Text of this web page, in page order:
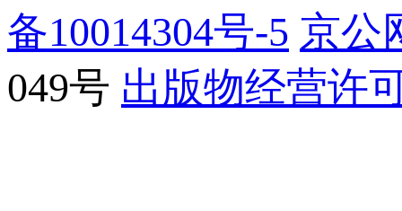
备10014304号-5 京公
049号 出版物经营许